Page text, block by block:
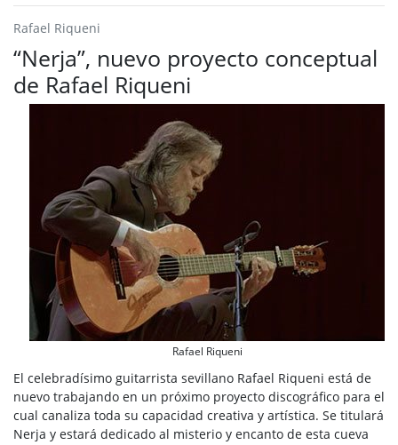
Rafael Riqueni
“Nerja”, nuevo proyecto conceptual
de Rafael Riqueni
Rafael Riqueni
El celebradísimo guitarrista sevillano Rafael Riqueni está de
nuevo trabajando en un próximo proyecto discográfico para el
cual canaliza toda su capacidad creativa y artística. Se titulará
Nerja y estará dedicado al misterio y encanto de esta cueva